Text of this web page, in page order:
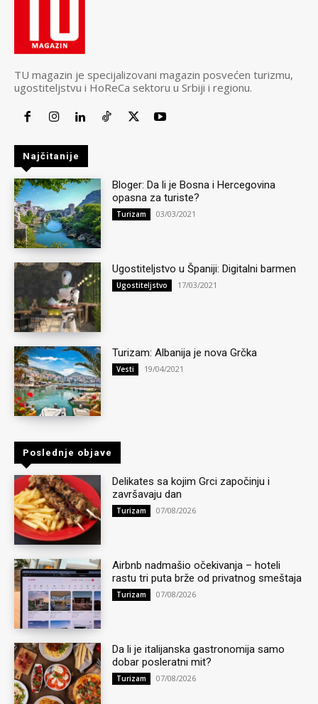
TU magazin je specijalizovani magazin posvećen turizmu,
ugostiteljstvu i HoReCa sektoru u Srbiji i regionu.
Najčitanije
Bloger: Da li je Bosna i Hercegovina
opasna za turiste?
Turizam 03/03/2021
Ugostiteljstvo u Španiji: Digitalni barmen
Ugostiteljstvo 17/03/2021
Turizam: Albanija je nova Grčka
Vesti 19/04/2021
Poslednje objave
Delikates sa kojim Grci započinju i
završavaju dan
Turizam 07/08/2026
Airbnb nadmašio očekivanja – hoteli
rastu tri puta brže od privatnog smeštaja
Turizam 07/08/2026
Da li je italijanska gastronomija samo
dobar posleratni mit?
Turizam 07/08/2026